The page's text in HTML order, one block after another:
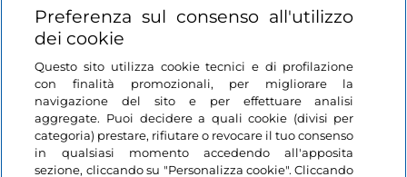
Login
Restiamo in contatto
Preferenza sul consenso all'utilizzo
dei cookie
Questo sito utilizza cookie tecnici e di profilazione
con finalità promozionali, per migliorare la
navigazione del sito e per effettuare analisi
aggregate. Puoi decidere a quali cookie (divisi per
categoria) prestare, rifiutare o revocare il tuo consenso
in qualsiasi momento accedendo all'apposita
sezione, cliccando su "Personalizza cookie". Cliccando